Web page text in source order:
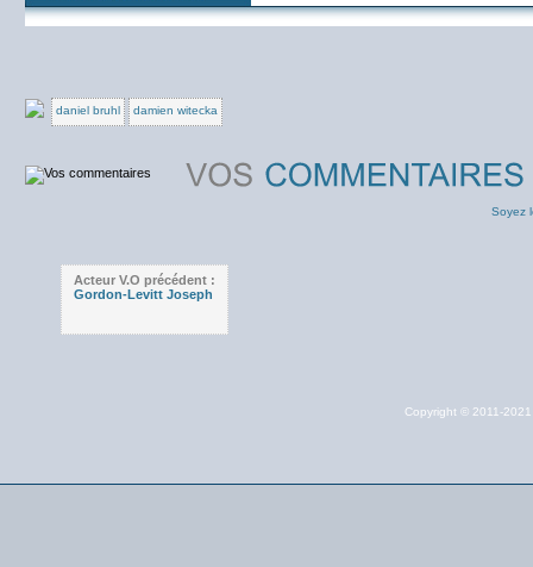
daniel bruhl damien witecka
Soyez
Acteur V.O précédent :
Gordon-Levitt Joseph
Copyright © 2011-